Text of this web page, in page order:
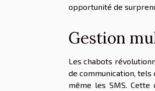
opportunité de
Gestion
Les chabots
de communication,
même les SMS.